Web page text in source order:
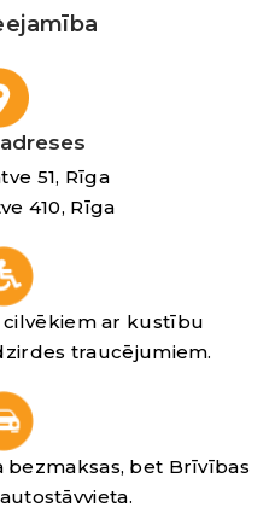
51, Rīga
410, Rīga
cilvēkiem ar kustību
traucējumiem.
bezmaksas, bet Brīvības